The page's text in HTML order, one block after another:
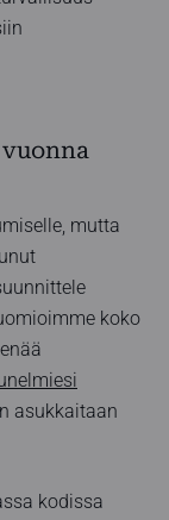
mutta
koko
asukkaitaan
kodissa